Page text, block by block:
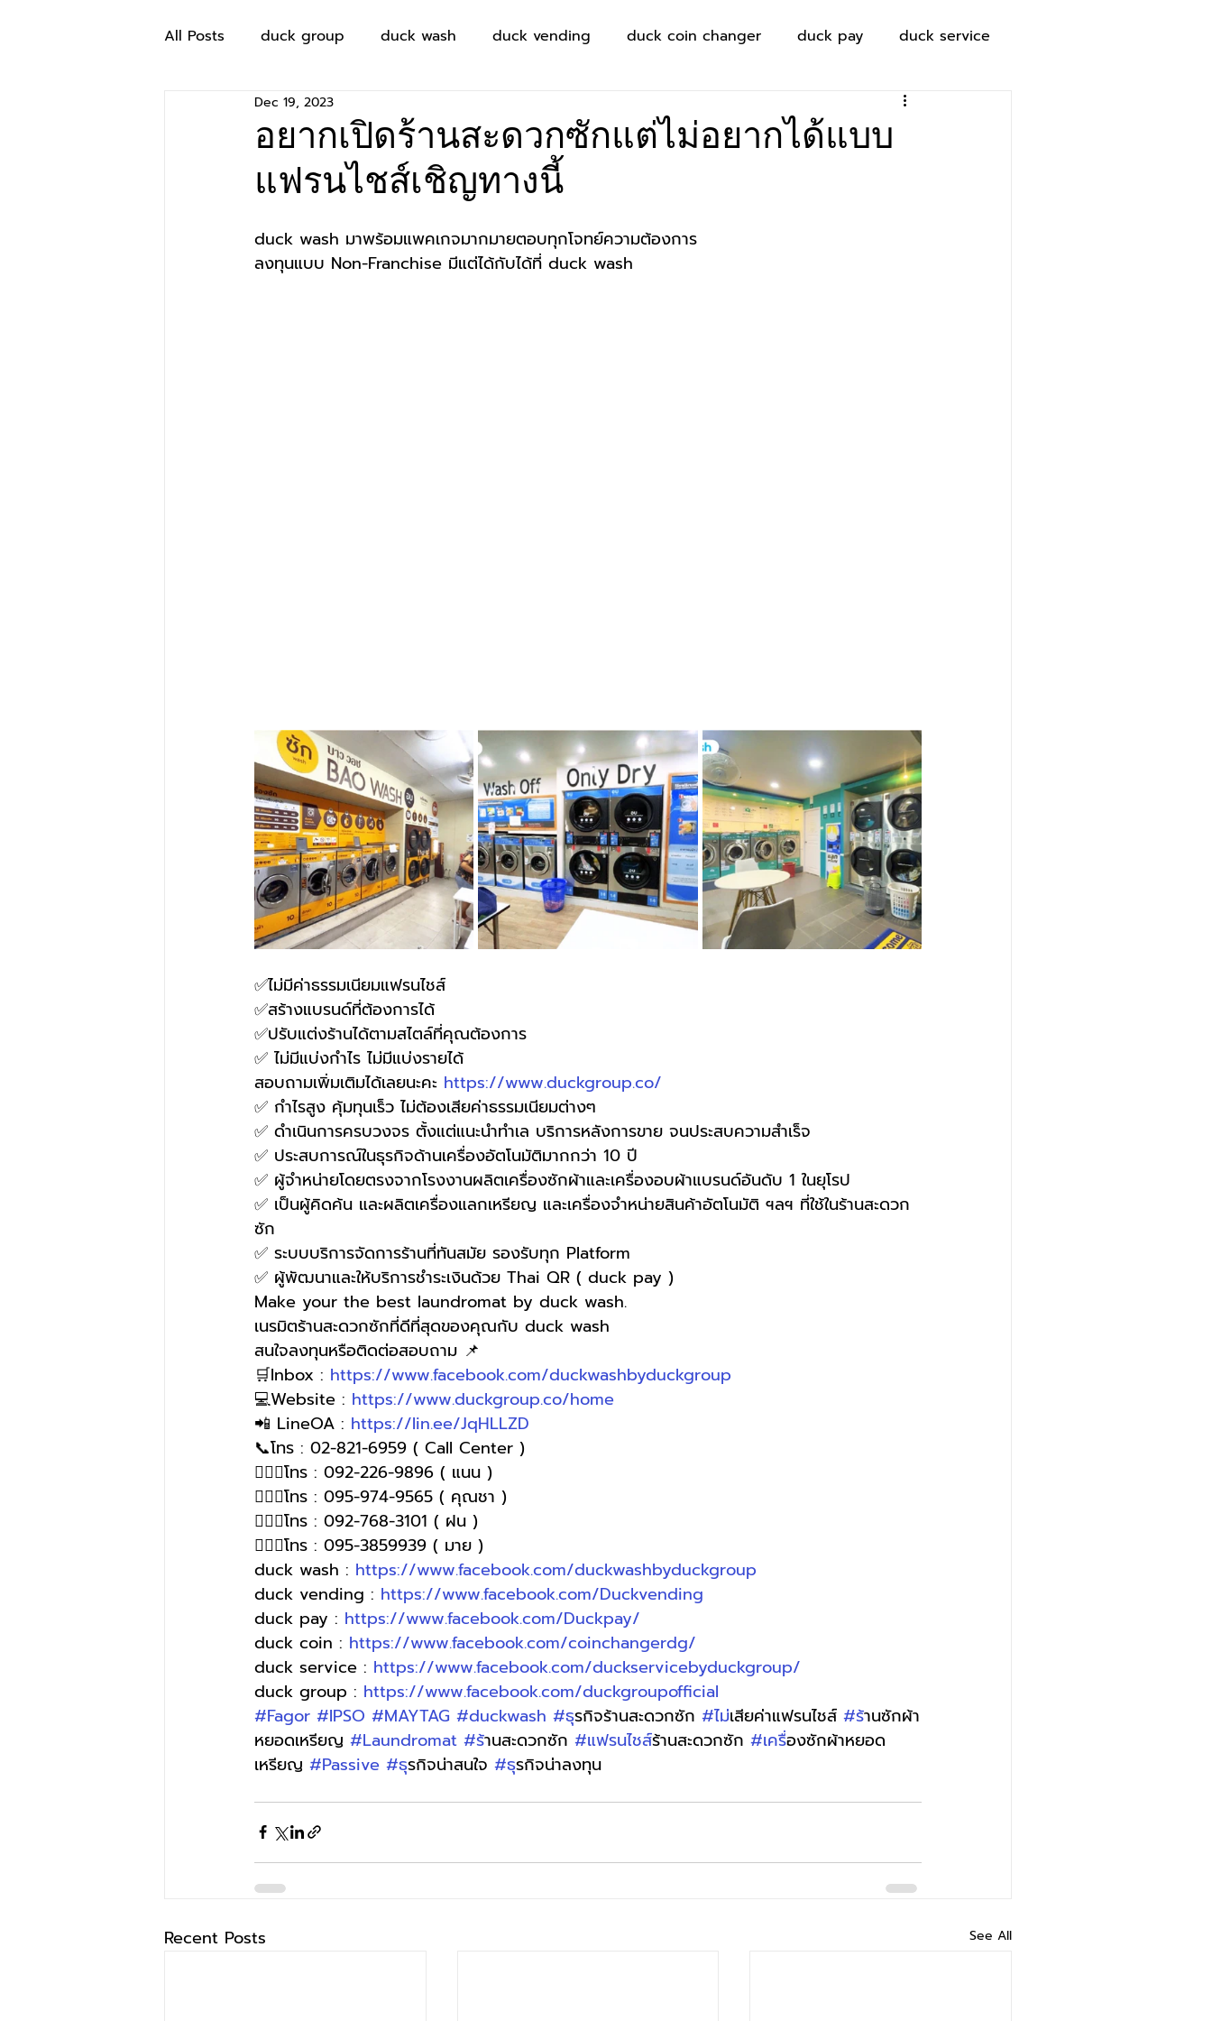
All Posts duck group duck wash duck vending duck coin changer duck pay duck service
อยากเปิดร้านสะดวกซักแต่ไม่อยากได้แบบ
แฟรนไชส์เชิญทางนี้
Dec 19, 2023
duck wash มาพร้อมแพคเกจมากมายตอบทุกโจทย์ความต้องการ
ลงทุนแบบ Non-Franchise มีแต่ได้กับได้ที่ duck wash
✅ไม่มีค่าธรรมเนียมแฟรนไชส์
✅สร้างแบรนด์ที่ต้องการได้
✅ปรับแต่งร้านได้ตามสไตล์ที่คุณต้องการ
✅ ไม่มีแบ่งกำไร ไม่มีแบ่งรายได้
สอบถามเพิ่มเติมได้เลยนะคะ https://www.duckgroup.co/
✅ กำไรสูง คุ้มทุนเร็ว ไม่ต้องเสียค่าธรรมเนียมต่างๆ
✅ ดำเนินการครบวงจร ตั้งแต่แนะนำทำเล บริการหลังการขาย จนประสบความสำเร็จ
✅ ประสบการณ์ในธุรกิจด้านเครื่องอัตโนมัติมากกว่า 10 ปี
✅ ผู้จำหน่ายโดยตรงจากโรงงานผลิตเครื่องซักผ้าและเครื่องอบผ้าแบรนด์อันดับ 1 ในยุโรป
✅ เป็นผู้คิดค้น และผลิตเครื่องแลกเหรียญ และเครื่องจำหน่ายสินค้าอัตโนมัติ ฯลฯ ที่ใช้ในร้านสะดวก
ซัก
✅ ระบบบริการจัดการร้านที่ทันสมัย รองรับทุก Platform
✅ ผู้พัฒนาและให้บริการชำระเงินด้วย Thai QR ( duck pay )
Make your the best laundromat by duck wash.
เนรมิตร้านสะดวกซักที่ดีที่สุดของคุณกับ duck wash
สนใจลงทุนหรือติดต่อสอบถาม 📌
🛒Inbox : https://www.facebook.com/duckwashbyduckgroup
💻Website : https://www.duckgroup.co/home
📲 LineOA : https://lin.ee/JqHLLZD
📞โทร : 02-821-6959 ( Call Center )
🙋🏻‍♀️โทร : 092-226-9896 ( แนน )
🙋🏻‍♀โทร : 095-974-9565 ( คุณชา )
🙋🏻‍♀โทร : 092-768-3101 ( ฝน )
🙋🏻‍♀️โทร : 095-3859939 ( มาย )
duck wash : https://www.facebook.com/duckwashbyduckgroup
duck vending : https://www.facebook.com/Duckvending
duck pay : https://www.facebook.com/Duckpay/
duck coin : https://www.facebook.com/coinchangerdg/
duck service : https://www.facebook.com/duckservicebyduckgroup/
duck group : https://www.facebook.com/duckgroupofficial
#Fagor #IPSO #MAYTAG #duckwash #ธุรกิจร้านสะดวกซัก #ไม่เสียค่าแฟรนไชส์ #ร้านซักผ้า
หยอดเหรียญ #Laundromat #ร้านสะดวกซัก #แฟรนไชส์ร้านสะดวกซัก #เครื่องซักผ้าหยอด
เหรียญ #Passive #ธุรกิจน่าสนใจ #ธุรกิจน่าลงทุน
Recent Posts See All